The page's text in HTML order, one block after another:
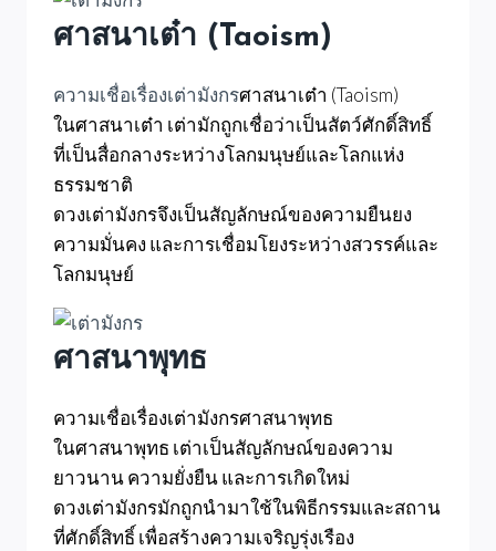
ศาสนาเต๋า (Taoism)
ความเชื่อเรื่องเต่ามังกรศาสนาเต๋า (Taoism)
ในศาสนาเต๋า เต่ามักถูกเชื่อว่าเป็นสัตว์ศักดิ์สิทธิ์
ที่เป็นสื่อกลางระหว่างโลกมนุษย์และโลกแห่ง
ธรรมชาติ
ดวงเต่ามังกรจึงเป็นสัญลักษณ์ของความยืนยง
ความมั่นคง และการเชื่อมโยงระหว่างสวรรค์และ
โลกมนุษย์
ศาสนาพุทธ
ความเชื่อเรื่องเต่ามังกรศาสนาพุทธ
ในศาสนาพุทธ เต่าเป็นสัญลักษณ์ของความ
ยาวนาน ความยั่งยืน และการเกิดใหม่
ดวงเต่ามังกรมักถูกนำมาใช้ในพิธีกรรมและสถาน
ที่ศักดิ์สิทธิ์ เพื่อสร้างความเจริญรุ่งเรือง